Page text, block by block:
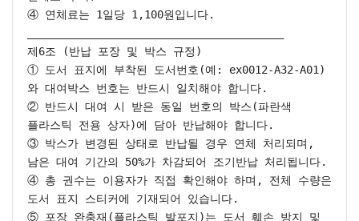
④ 연체료는 1일당 1,100원입니다.
제6조 (반납 포장 및 박스 규정)
① 도서 표지에 부착된 도서번호(예: ex0012-A32-A01)
와 대여박스 번호는 반드시 일치해야 합니다.
② 반드시 대여 시 받은 동일 번호의 박스(파란색
플라스틱 전용 상자)에 담아 반납해야 합니다.
③ 박스가 변경된 상태로 반납될 경우 연체 처리되며,
남은 대여 기간의 50%가 차감되어 조기반납 처리됩니다.
④ 총 권수는 이용자가 직접 확인해야 하며, 전체 수량은
도서 표지 스티커에 기재되어 있습니다.
⑤ 포장 완충재(플라스틱 발포지)는 도서 훼손 방지 및